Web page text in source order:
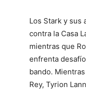
Los Stark y sus
contra la Casa
mientras que
enfrenta
bando.
Rey, Tyrion